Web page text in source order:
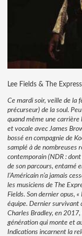
Lee Fields & The
Ce mardi soir, veille de la
précurseur) de la soul.
quand même une carrière
et vocale avec James
bossé en compagnie de
samplé à de nombreuses
contemporain (NDR :
de son parcours, entamé
l’Américain n’a jamais
les musiciens de The
Fields. Son dernier opus,
équipe. Dernier survivant
Charles Bradley, en 2017,
génération qui monte et
Indications incarnent la